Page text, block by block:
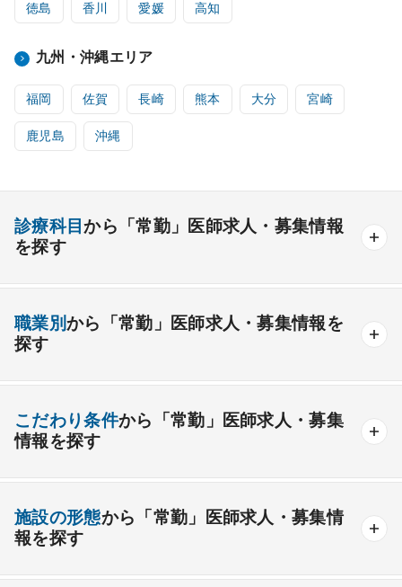
徳島 香川 愛媛 高知
九州・沖縄エリア
福岡 佐賀 長崎 熊本 大分 宮崎
鹿児島 沖縄
診療科目から「常勤」医師求人・募集情報
を探す
内科系
一般内科 呼吸器内科 消化器内科 循環器内科
老人内科 リウマチ内科 総合診療科
消化器外科
整形外科 形成外科 美容外科
職業別から「常勤」医師求人・募集情報を
探す
こだわり条件から「常勤」医師求人・募集
情報を探す
開業支援あり
施設の形態から「常勤」医師求人・募集情
報を探す